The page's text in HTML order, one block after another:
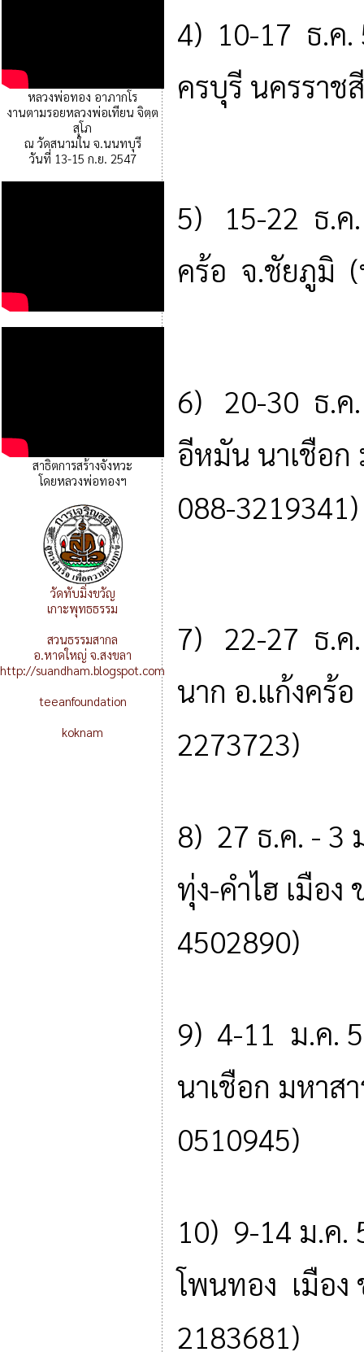
หลวงพ่อทอง อาภากโร
งานตามรอยหลวงพ่อเทียน จิตฺต
สุโภ
ณ วัดสนามใน จ.นนทบุรี
วันที่ 13-15 ก.ย. 2547
สาธิตการสร้างจังหวะ
โดยหลวงพ่อทองฯ
วัดทับมิ่งขวัญ
เกาะพุทธธรรม
สวนธรรมสากล
อ.หาดใหญ่ จ.สงขลา
http://suandham.blogspot.com
teeanfoundation
koknam
4) 10-17 ธ.
ครบุรี นครราช
5) 15-22 ธ.ค
คร้อ จ.ชัยภูมิ (
6) 20-30 ธ.ค
อีหมัน นาเชือ
088-3219341)
7) 22-27 ธ.
นาก อ.แก้งคร้
2273723)
8) 27 ธ.ค. - 3
ทุ่ง-คำไฮ เมือ
4502890)
9) 4-11 ม.ค.
นาเชือก มหา
0510945)
10) 9-14 ม.ค.
โพนทอง เมือ
2183681)